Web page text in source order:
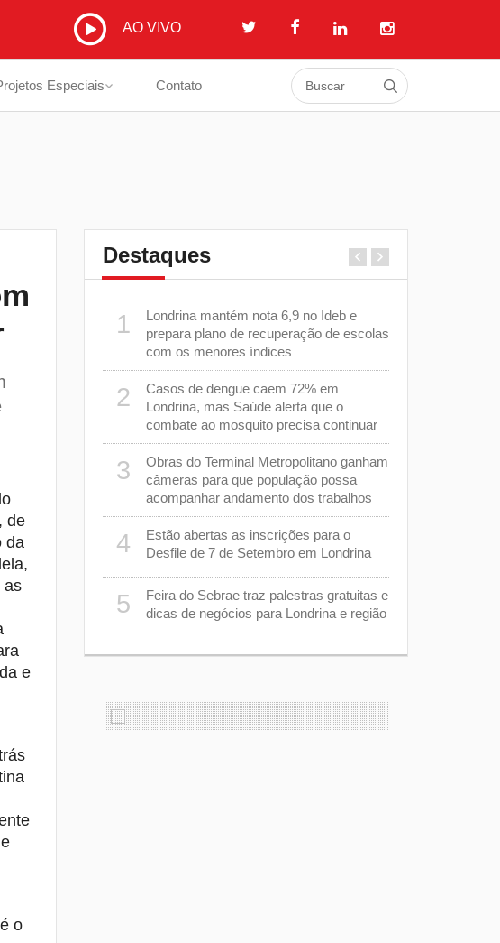
AO VIVO
Especiais Contato
de
da
as
e
o
Destaques
mas
redobrados
são
casos de
passa
pelo
de morte em
2025
1
Londrina mantém nota 6,9 no Ideb e
prepara plano de recuperação de escolas
com os menores índices
2
Casos de dengue caem 72% em
Londrina, mas Saúde alerta que o
combate ao mosquito precisa continuar
3
Obras do Terminal Metropolitano ganham
câmeras para que população possa
acompanhar andamento dos trabalhos
4
Estão abertas as inscrições para o
Desfile de 7 de Setembro em Londrina
5
Feira do Sebrae traz palestras gratuitas e
dicas de negócios para Londrina e região